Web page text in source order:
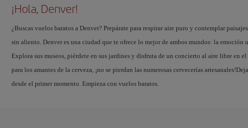
¡Hola, Denver!
¿Buscas vuelos baratos a Denver? Prepárate para respirar aire puro y contemplar
sin aliento. Denver es una ciudad que te ofrece lo mejor de ambos mundos: la emoción
Explora sus museos, piérdete en sus jardines y disfruta de un concierto al aire libre en
para los amantes de la cerveza, ¡no se pierdan las numerosas cervecerías
desde el primer momento. Empieza con vuelos baratos.